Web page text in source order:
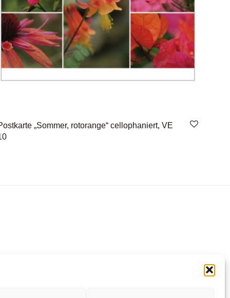
„Sommer, rotorange“ cellophaniert, VE